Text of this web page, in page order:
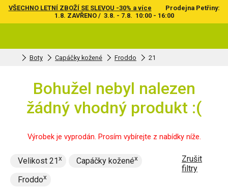
VŠECHNO LETNÍ ZBOŽÍ SE SLEVOU -30% a více
Prodejna Petřiny:
1.8. ZAVŘENO / 3.8. - 7.8. 10:00 - 16:00
Boty Capáčky kožené Froddo 21
Bohužel nebyl nalezen
žádný vhodný produkt :(
Výrobek je vyprodán. Prosím vybírejte z nabídky níže.
Velikost 21
Capáčky kožené
Froddo
Zrušit
filtry